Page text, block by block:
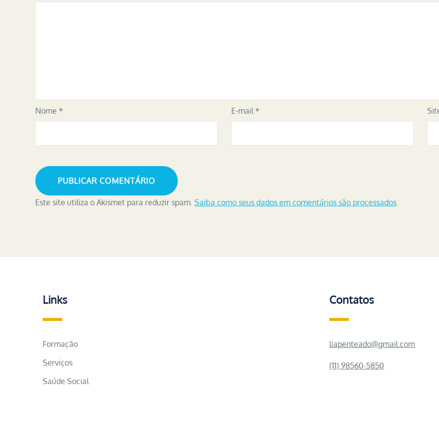
Nome * E-mail *
Este site utiliza o Akismet para reduzir spam. Saiba como seus dados em comentários são processados
Links
Formação
Serviços
Saúde Social
Contatos
liapenteado@gmail.com
(11) 98560-5850